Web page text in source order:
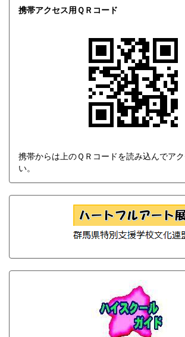
携帯アクセス用ＱＲコード
携帯からは上のＱＲコードを読み込んでア
い。